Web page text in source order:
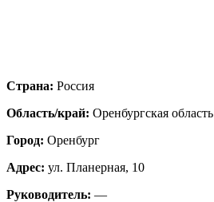
Страна: Россия
Область/край: Оренбургская область
Город: Оренбург
Адрес: ул. Планерная, 10
Руководитель: —